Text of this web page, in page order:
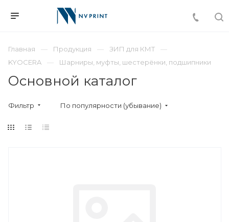
Главная Продукция
ЗИП для КМТ
KYOCERA
Шарниры, муфты, шестерёнки, подшипники
Основной каталог
Фильтр По популярности (убывание)